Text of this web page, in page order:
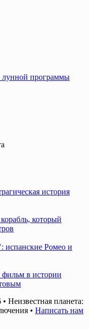
лунной программы
история
который
испанские Ромео и
в истории
Неизвестная планета:
• Написать нам